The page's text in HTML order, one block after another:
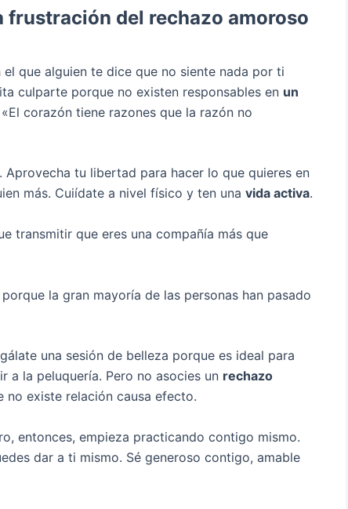
frustración del rechazo amoroso
que alguien te dice que no siente nada por ti
culparte porque no existen responsables en un
corazón tiene razones que la razón no
tu libertad para hacer lo que quieres en
más. Cuiídate a nivel físico y ten una vida activa.
transmitir que eres una compañía más que
la gran mayoría de las personas han pasado
una sesión de belleza porque es ideal para
a la peluquería. Pero no asocies un rechazo
existe relación causa efecto.
entonces, empieza practicando contigo mismo.
dar a ti mismo. Sé generoso contigo, amable